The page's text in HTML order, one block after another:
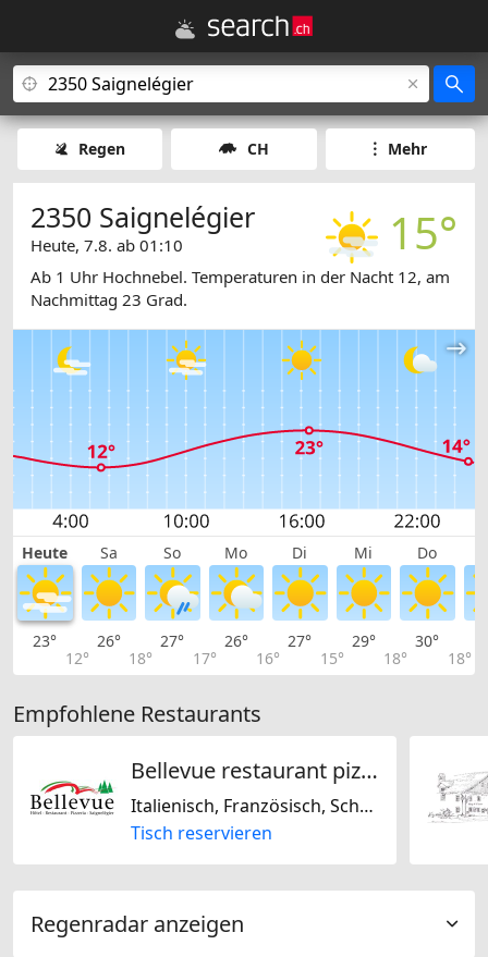
Regen CH Mehr
15°
2350 Saignelégier
Heute, 7.8. ab 01:10
Ab 1 Uhr Hochnebel. Temperaturen in der Nacht 12, am
Nachmittag 23 Grad.
Heute Sa So Mo Di Mi Do
23°
12°
26°
18°
27°
17°
26°
16°
27°
15°
29°
18°
30°
18°
Empfohlene Restaurants
Bellevue restaurant pizzeria
Italienisch, Französisch, Schweizerisch, Glutenfrei, Laktosefrei
Tisch reservieren
Regenradar anzeigen